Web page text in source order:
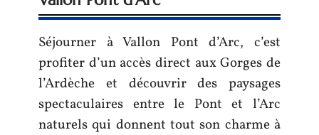
Séjourner à Vallon Pont d’Arc, c’est
profiter d’un accès direct aux Gorges de
l’Ardèche et découvrir des paysages
spectaculaires entre le Pont et l’Arc
naturels qui donnent tout son charme à